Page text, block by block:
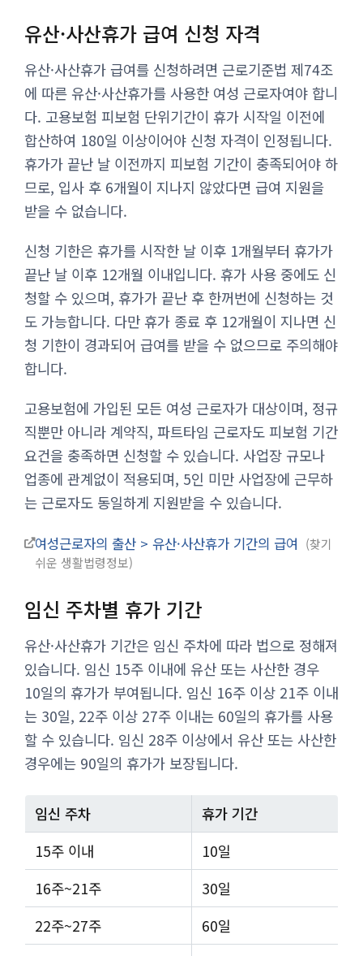
유산·사산휴가 급여 신청 자격
유산·사산휴가 급여를 신청하려면 근로기준법 제74조
에 따른 유산·사산휴가를 사용한 여성 근로자여야 합니
다. 고용보험 피보험 단위기간이 휴가 시작일 이전에
합산하여 180일 이상이어야 신청 자격이 인정됩니다.
휴가가 끝난 날 이전까지 피보험 기간이 충족되어야 하
므로, 입사 후 6개월이 지나지 않았다면 급여 지원을
받을 수 없습니다.
신청 기한은 휴가를 시작한 날 이후 1개월부터 휴가가
끝난 날 이후 12개월 이내입니다. 휴가 사용 중에도 신
청할 수 있으며, 휴가가 끝난 후 한꺼번에 신청하는 것
도 가능합니다. 다만 휴가 종료 후 12개월이 지나면 신
청 기한이 경과되어 급여를 받을 수 없으므로 주의해야
합니다.
고용보험에 가입된 모든 여성 근로자가 대상이며, 정규
직뿐만 아니라 계약직, 파트타임 근로자도 피보험 기간
요건을 충족하면 신청할 수 있습니다. 사업장 규모나
업종에 관계없이 적용되며, 5인 미만 사업장에 근무하
는 근로자도 동일하게 지원받을 수 있습니다.
여성근로자의 출산 > 유산·사산휴가 기간의 급여
찾기
쉬운 생활법령정보
임신 주차별 휴가 기간
유산·사산휴가 기간은 임신 주차에 따라 법으로 정해져
있습니다. 임신 15주 이내에 유산 또는 사산한 경우
10일의 휴가가 부여됩니다. 임신 16주 이상 21주 이내
는 30일, 22주 이상 27주 이내는 60일의 휴가를 사용
할 수 있습니다. 임신 28주 이상에서 유산 또는 사산한
경우에는 90일의 휴가가 보장됩니다.
임신 주차
휴가 기간
15주 이내
10일
16주~21주
30일
22주~27주
60일